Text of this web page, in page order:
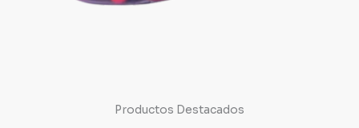
Productos Destacados